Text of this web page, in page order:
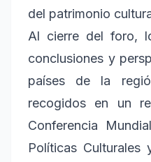
del patrimonio
Al cierre del foro,
conclusiones y
países de la
recogidos en un
Conferencia
Políticas Culturales